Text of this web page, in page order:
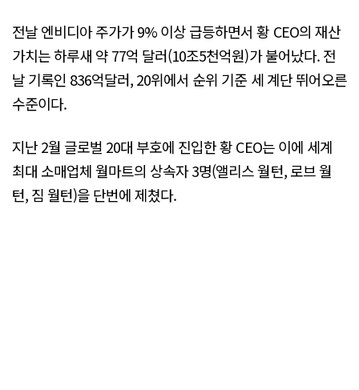
전날 엔비디아 주가가 9% 이상 급등하면서 황 CEO의 재산
가치는 하루새 약 77억 달러(10조5천억원)가 불어났다. 전
날 기록인 836억달러, 20위에서 순위 기준 세 계단 뛰어오른
수준이다.
지난 2월 글로벌 20대 부호에 진입한 황 CEO는 이에 세계
최대 소매업체 월마트의 상속자 3명(앨리스 월턴, 로브 월
턴, 짐 월턴)을 단번에 제쳤다.